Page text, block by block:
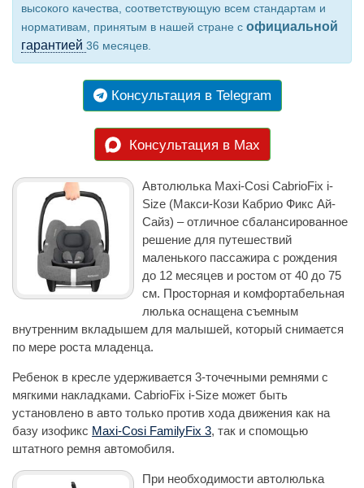
высокого качества, соответствующую всем стандартам и
нормативам, принятым в нашей стране с официальной
гарантией 36 месяцев.
Консультация в Telegram
Консультация в Max
Автолюлька Maxi-Cosi CabrioFix i-
Size (Макси-Кози Кабрио Фикс Ай-
Сайз) – отличное сбалансированное
решение для путешествий
маленького пассажира с рождения
до 12 месяцев и ростом от 40 до 75
см. Просторная и комфортабельная
люлька оснащена съемным
внутренним вкладышем для малышей, который снимается
по мере роста младенца.
Ребенок в кресле удерживается 3-точечными ремнями с
мягкими накладками. CabrioFix i-Size может быть
установлено в авто только против хода движения как на
базу изофикс Maxi-Cosi FamilyFix 3, так и спомощью
штатного ремня автомобиля.
При необходимости автолюлька